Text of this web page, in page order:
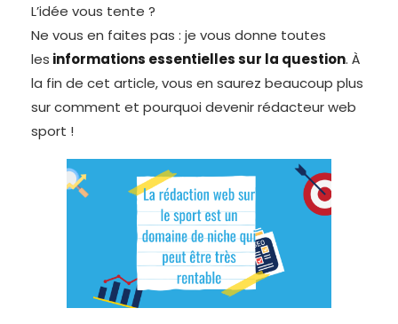
L’idée vous tente ?
Ne vous en faites pas : je vous donne toutes
les informations essentielles sur la question. À
la fin de cet article, vous en saurez beaucoup plus
sur comment et pourquoi devenir rédacteur web
sport !